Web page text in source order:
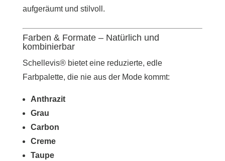
aufgeräumt und stilvoll.
Farben & Formate – Natürlich und
kombinierbar
Schellevis® bietet eine reduzierte, edle
Farbpalette, die nie aus der Mode kommt:
Anthrazit
Grau
Carbon
Creme
Taupe